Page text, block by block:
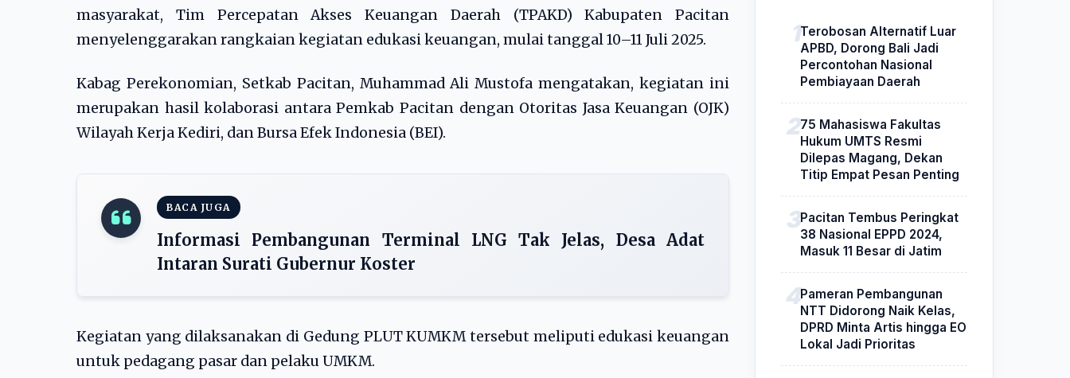
masyarakat, Tim Percepatan Akses Keuangan Daerah (TPAKD) Kabupaten Pacitan
menyelenggarakan rangkaian kegiatan edukasi keuangan, mulai tanggal 10–11 Juli 2025.
Kabag Perekonomian, Setkab Pacitan, Muhammad Ali Mustofa mengatakan, kegiatan ini
merupakan hasil kolaborasi antara Pemkab Pacitan dengan Otoritas Jasa Keuangan (OJK)
Wilayah Kerja Kediri, dan Bursa Efek Indonesia (BEI).
BACA JUGA
Informasi Pembangunan Terminal LNG Tak Jelas, Desa Adat
Intaran Surati Gubernur Koster
Kegiatan yang dilaksanakan di Gedung PLUT KUMKM tersebut meliputi edukasi keuangan
untuk pedagang pasar dan pelaku UMKM.
Terobosan Alternatif Luar
APBD, Dorong Bali Jadi
Percontohan Nasional
Pembiayaan Daerah
75 Mahasiswa Fakultas
Hukum UMTS Resmi
Dilepas Magang, Dekan
Titip Empat Pesan Penting
Pacitan Tembus Peringkat
38 Nasional EPPD 2024,
Masuk 11 Besar di Jatim
Pameran Pembangunan
NTT Didorong Naik Kelas,
DPRD Minta Artis hingga EO
Lokal Jadi Prioritas